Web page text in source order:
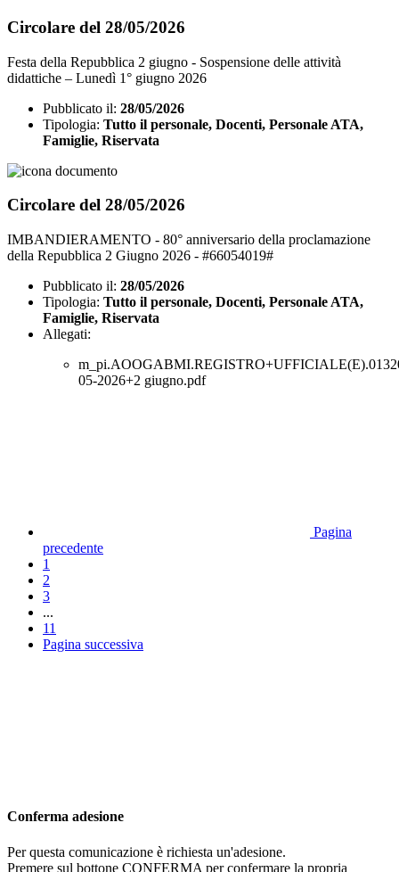
Circolare del 28/05/2026
Festa della Repubblica 2 giugno - Sospensione delle attività
didattiche – Lunedì 1° giugno 2026
Pubblicato il: 28/05/2026
Tipologia: Tutto il personale, Docenti, Personale ATA,
Famiglie, Riservata
Circolare del 28/05/2026
IMBANDIERAMENTO - 80° anniversario della proclamazione
della Repubblica 2 Giugno 2026 - #66054019#
Pubblicato il: 28/05/2026
Tipologia: Tutto il personale, Docenti, Personale ATA,
Famiglie, Riservata
Allegati:
05-2026+2 giugno.pdf
Pagina
precedente
1
2
3
...
11
Pagina successiva
Conferma adesione
Per questa comunicazione è richiesta un'adesione.
Premere sul bottone CONFERMA per confermare la propria